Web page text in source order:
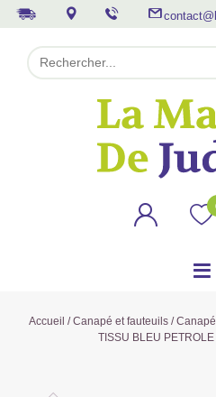
Accueil /Canapé et fauteuils/
TISSU BLEU